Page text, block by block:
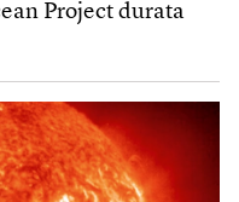
Project durata